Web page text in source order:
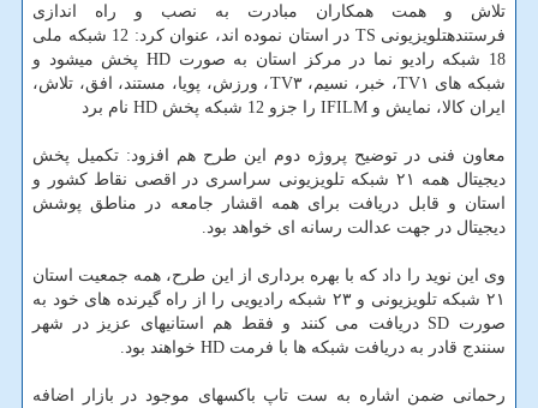
تلاش و همت همکاران مبادرت به نصب و راه اندازی
فرستندهتلویزیونی TS در استان نموده اند، عنوان کرد: 12 شبکه ملی
18 شبکه رادیو نما در مرکز استان به صورت HD پخش می­شود و
شبکه ­های TV۱، خبر، نسیم، TV۳، ورزش، پویا، مستند، افق، تلاش،
ایران کالا، نمایش و IFILM را جزو 12 شبکه پخش HD نام برد
معاون فنی در توضیح پروژه دوم این طرح هم افزود: تکمیل پخش
دیجیتال همه ۲۱ شبکه تلویزیونی سراسری در اقصی نقاط کشور و
استان و قابل دریافت برای همه اقشار جامعه در مناطق پوشش
دیجیتال در جهت عدالت رسانه ای خواهد بود.
وی این نوید را داد که با بهره برداری از این طرح، همه جمعیت استان
۲۱ شبکه تلویزیونی و ۲۳ شبکه رادیویی را از راه گیرنده های خود به
صورت SD دریافت می کنند و فقط هم استانی­های عزیز در شهر
سنندج قادر به دریافت شبکه ها با فرمت HD خواهند بود.
رحمانی ضمن اشاره به ست تاپ باکس­های موجود در بازار اضافه